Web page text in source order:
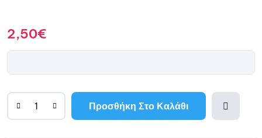
2,50€
Προσθήκη Στο Καλάθι